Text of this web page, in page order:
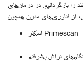
را بازگردانیم. در درمان‌های
اسکنر Primescan